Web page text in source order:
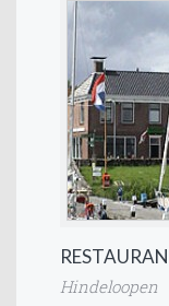
Hindeloopen